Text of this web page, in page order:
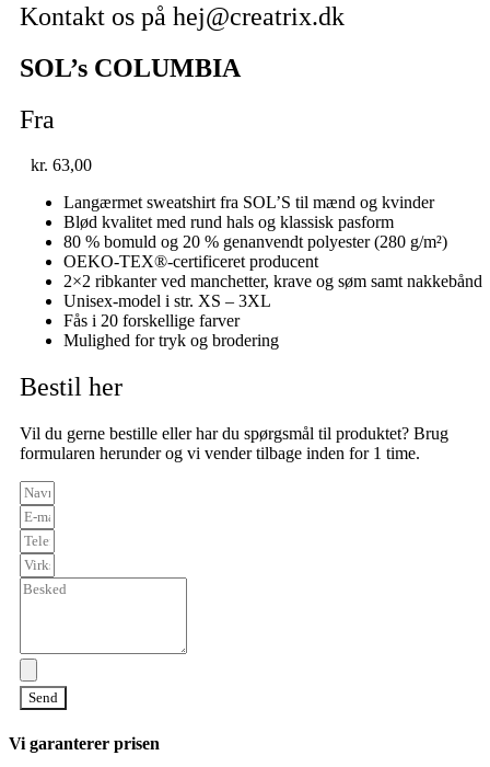
Kontakt os på hej@creatrix.dk
SOL’s COLUMBIA
Fra
kr. 63,00
Langærmet sweatshirt fra SOL’S til mænd og kvinder
Blød kvalitet med rund hals og klassisk pasform
80 % bomuld og 20 % genanvendt polyester (280 g/m²)
OEKO-TEX®-certificeret producent
2×2 ribkanter ved manchetter, krave og søm samt nakkebånd
Unisex-model i str. XS – 3XL
Fås i 20 forskellige farver
Mulighed for tryk og brodering
Bestil her
Vil du gerne bestille eller har du spørgsmål til produktet? Brug
formularen herunder og vi vender tilbage inden for 1 time.
Send
Vi garanterer prisen